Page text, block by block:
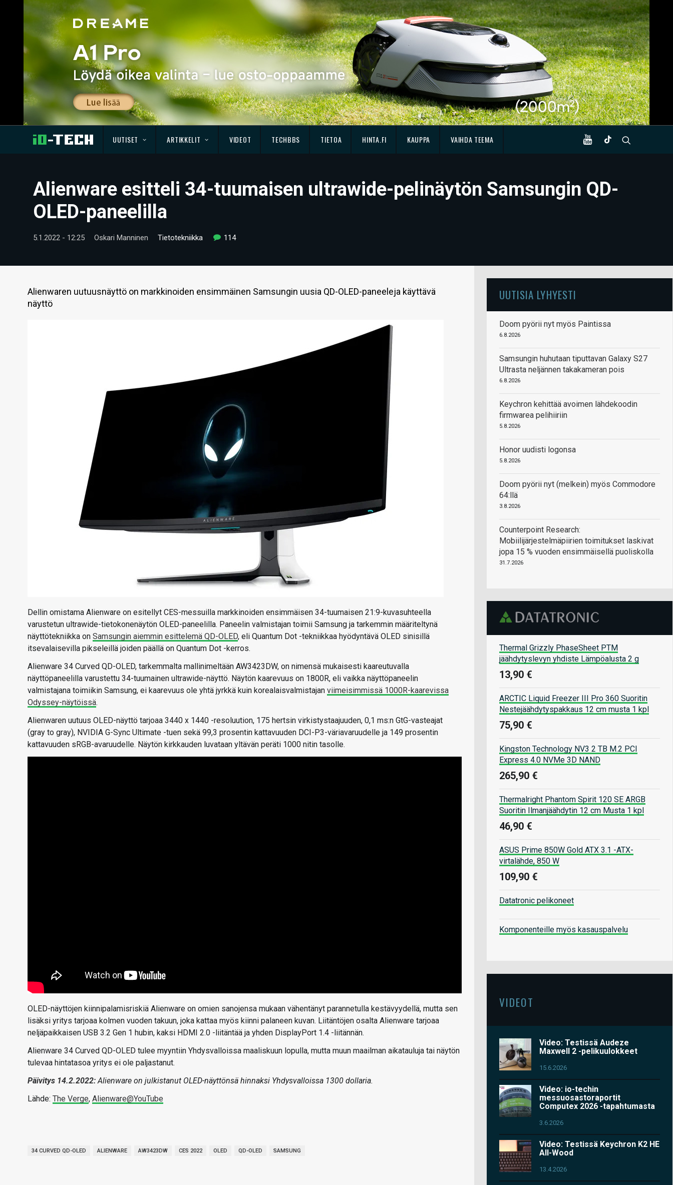
UUTISET ARTIKKELIT VIDEOT TECHBBS TIETOA HINTA.FI KAUPPA VAIHDA TEEMA
Alienware esitteli 34-tuumaisen ultrawide-pelinäytön Samsungin QD-
OLED-paneelilla
5.1.2022 - 12:25 Oskari Manninen Tietotekniikka 114
Alienwaren uutuusnäyttö on markkinoiden ensimmäinen Samsungin uusia QD-OLED-paneeleja käyttävä
näyttö
Dellin omistama Alienware on esitellyt CES-messuilla markkinoiden ensimmäisen 34-tuumaisen 21:9-kuvasuhteella
varustetun ultrawide-tietokonenäytön OLED-paneelilla. Paneelin valmistajan toimii Samsung ja tarkemmin määriteltynä
näyttötekniikka on Samsungin aiemmin esittelemä QD-OLED, eli Quantum Dot -tekniikkaa hyödyntävä OLED sinisillä
itsevalaisevilla pikseleillä joiden päällä on Quantum Dot -kerros.
Alienware 34 Curved QD-OLED, tarkemmalta mallinimeltään AW3423DW, on nimensä mukaisesti kaareutuvalla
näyttöpaneelilla varustettu 34-tuumainen ultrawide-näyttö. Näytön kaarevuus on 1800R, eli vaikka näyttöpaneelin
valmistajana toimiikin Samsung, ei kaarevuus ole yhtä jyrkkä kuin korealaisvalmistajan viimeisimmissä 1000R-kaarevissa
Odyssey-näytöissä.
Alienwaren uutuus OLED-näyttö tarjoaa 3440 x 1440 -resoluution, 175 hertsin virkistystaajuuden, 0,1 ms:n GtG-vasteajat
(gray to gray), NVIDIA G-Sync Ultimate -tuen sekä 99,3 prosentin kattavuuden DCI-P3-väriavaruudelle ja 149 prosentin
kattavuuden sRGB-avaruudelle. Näytön kirkkauden luvataan yltävän peräti 1000 nitin tasolle.
OLED-näyttöjen kiinnipalamisriskiä Alienware on omien sanojensa mukaan vähentänyt parannetulla kestävyydellä, mutta sen
lisäksi yritys tarjoaa kolmen vuoden takuun, joka kattaa myös kiinni palaneen kuvan. Liitäntöjen osalta Alienware tarjoaa
neljäpaikkaisen USB 3.2 Gen 1 hubin, kaksi HDMI 2.0 -liitäntää ja yhden DisplayPort 1.4 -liitännän.
Alienware 34 Curved QD-OLED tulee myyntiin Yhdysvalloissa maaliskuun lopulla, mutta muun maailman aikatauluja tai näytön
tulevaa hintatasoa yritys ei ole paljastanut.
Päivitys 14.2.2022:Alienware on julkistanut OLED-näyttönsä hinnaksi Yhdysvalloissa 1300 dollaria.
Lähde: The Verge, Alienware@YouTube
34 CURVED QD-OLED ALIENWARE AW3423DW CES 2022 OLED QD-OLED SAMSUNG
UUTISIA LYHYESTI
Doom pyörii nyt myös Paintissa
6.8.2026
Samsungin huhutaan tiputtavan Galaxy S27
Ultrasta neljännen takakameran pois
6.8.2026
Keychron kehittää avoimen lähdekoodin
firmwarea pelihiiriin
5.8.2026
Honor uudisti logonsa
5.8.2026
Doom pyörii nyt (melkein) myös Commodore
64:llä
3.8.2026
Counterpoint Research:
Mobiilijärjestelmäpiirien toimitukset laskivat
jopa 15 % vuoden ensimmäisellä puoliskolla
31.7.2026
Thermal Grizzly PhaseSheet PTM
jäähdytyslevyn yhdiste Lämpöalusta 2 g
13,90 €
ARCTIC Liquid Freezer III Pro 360 Suoritin
Nestejäähdytyspakkaus 12 cm musta 1 kpl
75,90 €
Kingston Technology NV3 2 TB M.2 PCI
Express 4.0 NVMe 3D NAND
265,90 €
Thermalright Phantom Spirit 120 SE ARGB
Suoritin Ilmanjäähdytin 12 cm Musta 1 kpl
46,90 €
ASUS Prime 850W Gold ATX 3.1 -ATX-
virtalähde, 850 W
109,90 €
Datatronic pelikoneet
Komponenteille myös kasauspalvelu
VIDEOT
Video: Testissä Audeze
Maxwell 2 -pelikuulokkeet
15.6.2026
Video: io-techin
messuosastoraportit
Computex 2026 -tapahtumasta
3.6.2026
Video: Testissä Keychron K2 HE
All-Wood
13.4.2026